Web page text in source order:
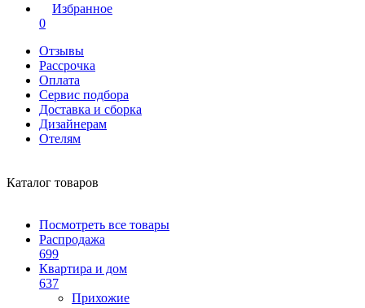
Избранное
0
Отзывы
Рассрочка
Оплата
Сервис подбора
Доставка и сборка
Дизайнерам
Отелям
Каталог товаров
Посмотреть все товары
Распродажа
699
Квартира и дом
637
Прихожие